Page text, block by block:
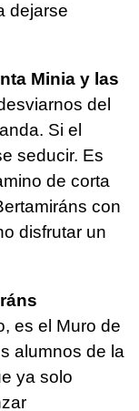
dejarse
Minia y las
del
Si el
seducir. Es
de corta
con
disfrutar un
es el Muro de
alumnos de la
ya solo